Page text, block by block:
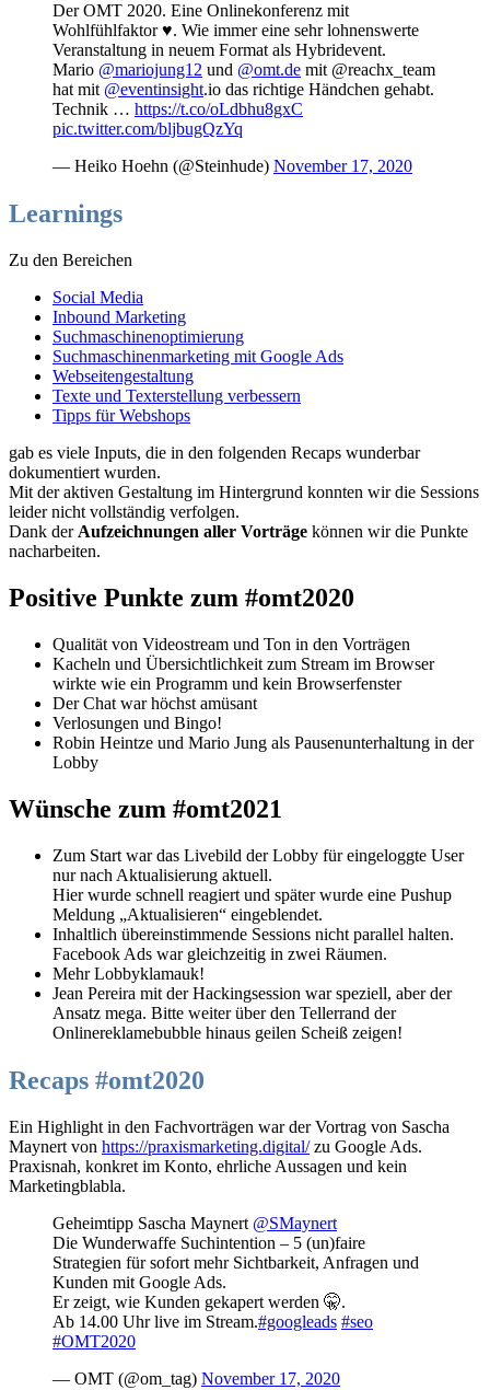
Der OMT 2020. Eine Onlinekonferenz mit
Wohlfühlfaktor ♥️. Wie immer eine sehr lohnenswerte
Veranstaltung in neuem Format als Hybridevent.
Mario @mariojung12 und @omt.de mit @reachx_team
hat mit @eventinsight.io das richtige Händchen gehabt.
Technik … https://t.co/oLdbhu8gxC
pic.twitter.com/bljbugQzYq
— Heiko Hoehn (@Steinhude) November 17, 2020
Learnings
Zu den Bereichen
Social Media
Inbound Marketing
Suchmaschinenoptimierung
Suchmaschinenmarketing mit Google Ads
Webseitengestaltung
Texte und Texterstellung verbessern
Tipps für Webshops
gab es viele Inputs, die in den folgenden Recaps wunderbar
dokumentiert wurden.
Mit der aktiven Gestaltung im Hintergrund konnten wir die Sessions
leider nicht vollständig verfolgen.
Dank derAufzeichnungen aller Vorträge können wir die Punkte
nacharbeiten.
Positive Punkte zum #omt2020
Qualität von Videostream und Ton in den Vorträgen
Kacheln und Übersichtlichkeit zum Stream im Browser
wirkte wie ein Programm und kein Browserfenster
Der Chat war höchst amüsant
Verlosungen und Bingo!
Robin Heintze und Mario Jung als Pausenunterhaltung in der
Lobby
Wünsche zum #omt2021
Zum Start war das Livebild der Lobby für eingeloggte User
nur nach Aktualisierung aktuell.
Hier wurde schnell reagiert und später wurde eine Pushup
Meldung „Aktualisieren“ eingeblendet.
Inhaltlich übereinstimmende Sessions nicht parallel halten.
Facebook Ads war gleichzeitig in zwei Räumen.
Mehr Lobbyklamauk!
Jean Pereira mit der Hackingsession war speziell, aber der
Ansatz mega. Bitte weiter über den Tellerrand der
Onlinereklamebubble hinaus geilen Scheiß zeigen!
Recaps #omt2020
Ein Highlight in den Fachvorträgen war der Vortrag von Sascha
Maynert von https://praxismarketing.digital/zu Google Ads.
Praxisnah, konkret im Konto, ehrliche Aussagen und kein
Marketingblabla.
Geheimtipp Sascha Maynert @SMaynert
Die Wunderwaffe Suchintention – 5 (un)faire
Strategien für sofort mehr Sichtbarkeit, Anfragen und
Kunden mit Google Ads.
Er zeigt, wie Kunden gekapert werden 🤫.
Ab 14.00 Uhr live im Stream.#googleads #seo
#OMT2020
— OMT (@om_tag) November 17, 2020